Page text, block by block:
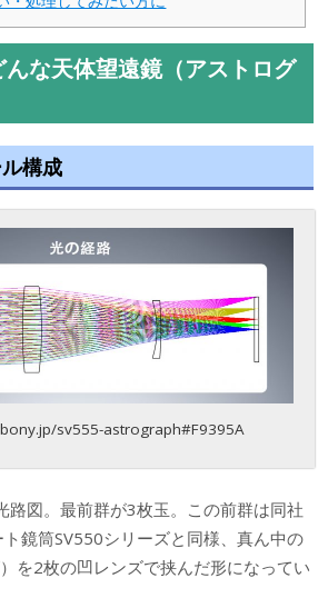
んな天体望遠鏡（アストログ
構成
sv555-astrograph#F9395A
路図。最前群が3枚玉。この前群は同社
鏡筒SV550シリーズと同様、真ん中の
を2枚の凹レンズで挟んだ形になってい